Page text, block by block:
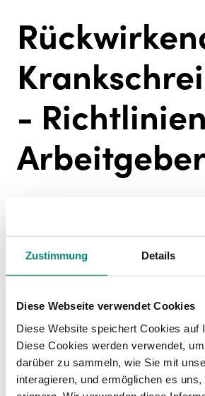
Zustimmung Details
Diese Webseite verwendet Cookies
Diese Website speichert Cookies auf
Diese Cookies werden verwendet,
darüber zu sammeln, wie Sie mit
interagieren, und ermöglichen es
-
Umgang mit rückwirkenden
etablieren, um sowohl den
sichern als auch die
Rechte
wahren. Es ist wichtig, dass
Bedingungen eine rückwirkende
akzeptiert wird. Dies umfasst
Krankmeldungen unverzüglich
und den Arztbesuch zeitnah,
am nächsten Werktag,
am Wochenende oder an